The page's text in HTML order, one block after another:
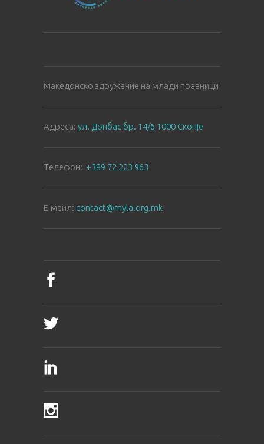
Македонско здружение на млади правници
Aдреса: ул. Донбас бр. 14/6 1000 Скопје
Tелефон: +389 72 223 963
E-маил: contact@myla.org.mk